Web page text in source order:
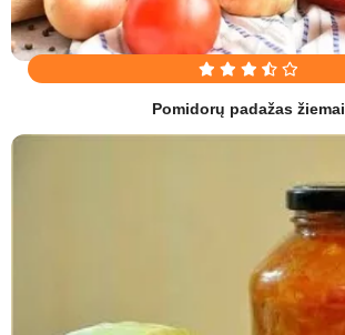
Pomidorų padažas žiemai